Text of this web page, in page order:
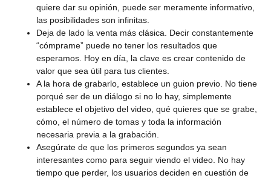
quiere dar su opinión, puede ser meramente informativo,
las posibilidades son infinitas.
Deja de lado la venta más clásica. Decir constantemente
“cómprame” puede no tener los resultados que
esperamos. Hoy en día, la clave es crear contenido de
valor que sea útil para tus clientes.
A la hora de grabarlo, establece un guion previo. No tiene
porqué ser de un diálogo si no lo hay, simplemente
establece el objetivo del video, qué quieres que se grabe,
cómo, el número de tomas y toda la información
necesaria previa a la grabación.
Asegúrate de que los primeros segundos ya sean
interesantes como para seguir viendo el video. No hay
tiempo que perder, los usuarios deciden en cuestión de